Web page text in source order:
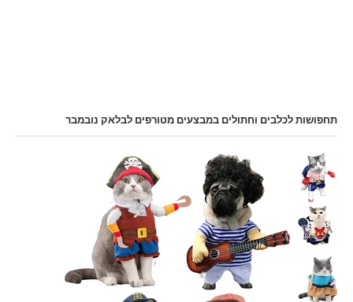
תחפושות לכלבים וחתולים במבצעים מטורפים לבלאק נובמבר